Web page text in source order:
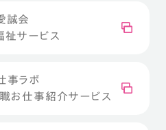
誠会
祉サービス
事ラボ
お仕事紹介サービス